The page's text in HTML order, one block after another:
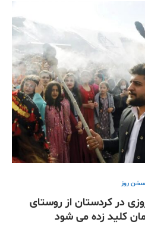
سخن روز
در کردستان از روستای
کلید زده می شود